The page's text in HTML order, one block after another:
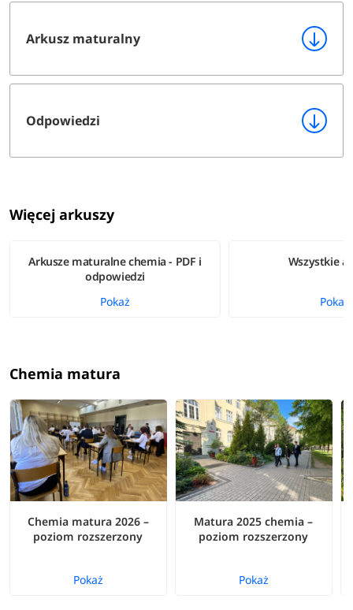
Arkusz maturalny
Odpowiedzi
Więcej arkuszy
Arkusze maturalne chemia - PDF i
odpowiedzi
Pokaż
Wszystkie
Pokaż
Chemia matura
Chemia matura 2026 –
poziom rozszerzony
Pokaż
Matura 2025 chemia –
poziom rozszerzony
Pokaż